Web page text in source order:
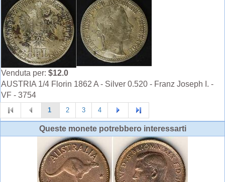
Venduta per: $12.0
AUSTRIA 1/4 Florin 1862 A - Silver 0.520 - Franz Joseph I. -
VF - 3754
1 2 3 4
Queste monete potrebbero interessarti